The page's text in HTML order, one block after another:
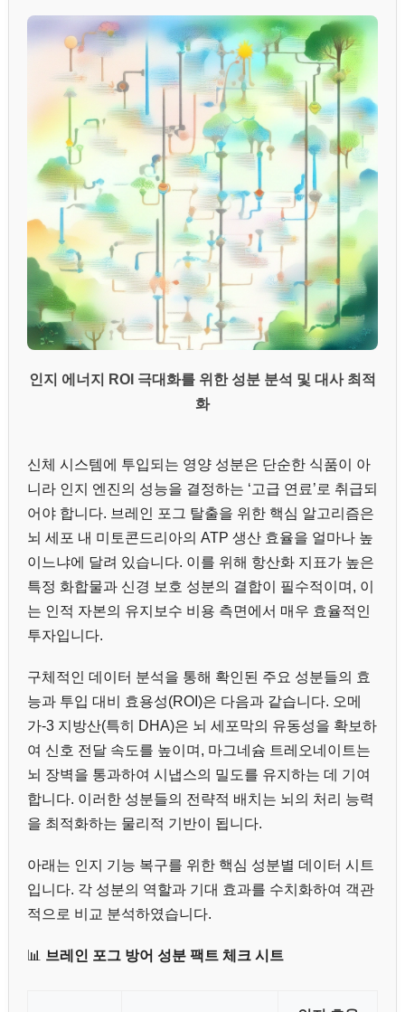
인지 에너지 ROI 극대화를 위한 성분 분석 및 대사 최적
화
신체 시스템에 투입되는 영양 성분은 단순한 식품이 아
니라 인지 엔진의 성능을 결정하는 ‘고급 연료’로 취급되
어야 합니다. 브레인 포그 탈출을 위한 핵심 알고리즘은
뇌 세포 내 미토콘드리아의 ATP 생산 효율을 얼마나 높
이느냐에 달려 있습니다. 이를 위해 항산화 지표가 높은
특정 화합물과 신경 보호 성분의 결합이 필수적이며, 이
는 인적 자본의 유지보수 비용 측면에서 매우 효율적인
투자입니다.
구체적인 데이터 분석을 통해 확인된 주요 성분들의 효
능과 투입 대비 효용성(ROI)은 다음과 같습니다. 오메
가-3 지방산(특히 DHA)은 뇌 세포막의 유동성을 확보하
여 신호 전달 속도를 높이며, 마그네슘 트레오네이트는
뇌 장벽을 통과하여 시냅스의 밀도를 유지하는 데 기여
합니다. 이러한 성분들의 전략적 배치는 뇌의 처리 능력
을 최적화하는 물리적 기반이 됩니다.
아래는 인지 기능 복구를 위한 핵심 성분별 데이터 시트
입니다. 각 성분의 역할과 기대 효과를 수치화하여 객관
적으로 비교 분석하였습니다.
📊 브레인 포그 방어 성분 팩트 체크 시트